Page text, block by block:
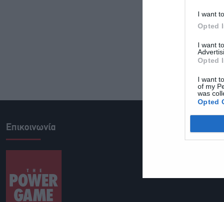
I want
Opted
I want
Opted
I want
of my
was
Opted
Επικοινωνία